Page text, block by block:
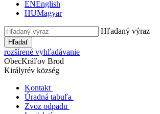
ENEnglish
HUMagyar
Hľadaný výraz
Hľadať
rozšírené vyhľadávanie
ObecKráľov Brod
Királyrév község
Kontakt
Úradná tabuľa
Zvoz odpadu